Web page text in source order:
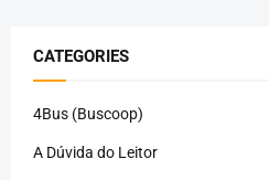
CATEGORIES
4Bus (Buscoop)
A Dúvida do Leitor